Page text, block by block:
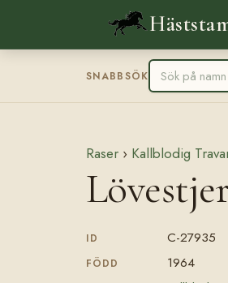
SNABBSÖK
Raser › Kallblodig
ID C-27935
FÖDD 1964